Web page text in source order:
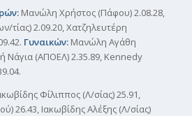
Μανώλη Χρήστος (Πάφου) 2.08.28,
τίας) 2.09.20, Χατζηλευτέρη
Γυναικών:Μανώλη Αγάθη
Νάγια (ΑΠΟΕΛ) 2.35.89, Κennedy
Φίλιππος (Λ/σίας) 25.91,
26.43, Ιακωβίδης Αλέξης (Λ/σίας)